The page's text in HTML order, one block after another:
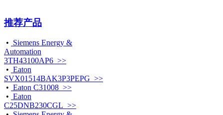
推荐产品
• Siemens Energy &
Automation
3TH43100AP6 >>
• Eaton
SVX01514BAK3P3PEPG >>
• Eaton C31008 >>
• Eaton
C25DNB230CGL >>